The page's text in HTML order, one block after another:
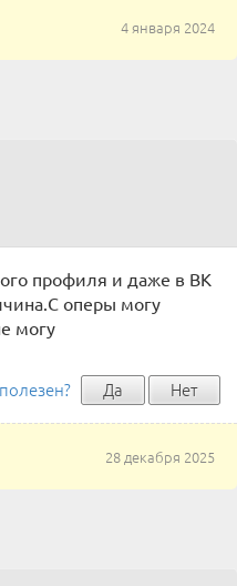
4 января 2024
профиля и даже в ВК
оперы могу
могу
Да Нет
28 декабря 2025